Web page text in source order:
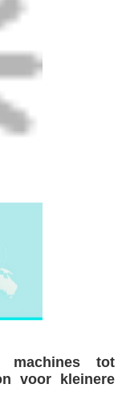
machines tot
voor kleinere